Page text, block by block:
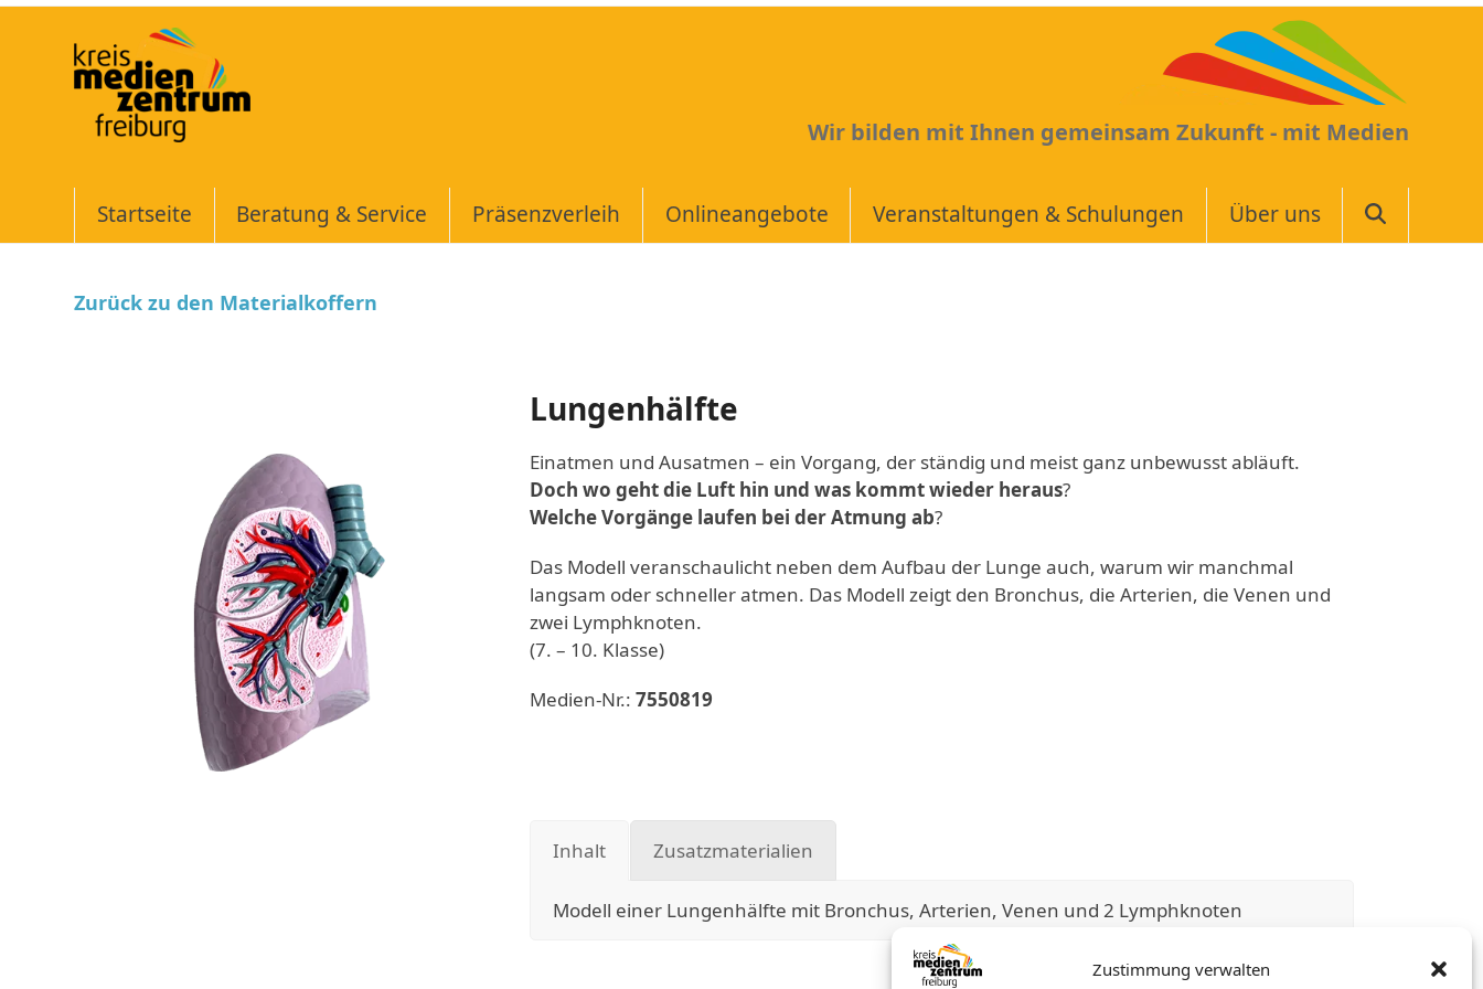
Zustimmung verwalten
Skip
Wir bilden mit Ihnen gemeinsam Zukunft - mit Medien
Startseite Beratung & Service Präsenzverleih Onlineangebote Veranstaltungen & Schulungen Über uns
Zurück zu den Materialkoffern
Lungenhälfte
Einatmen und Ausatmen – ein Vorgang, der ständig und meist ganz unbewusst abläuft.
Doch wo geht die Luft hin und was kommt wieder heraus?
Welche Vorgänge laufen bei der Atmung ab?
Das Modell veranschaulicht neben dem Aufbau der Lunge auch, warum wir manchmal
langsam oder schneller atmen. Das Modell zeigt den Bronchus, die Arterien, die Venen und
zwei Lymphknoten.
(7. – 10. Klasse)
Medien-Nr.: 7550819
Inhalt Zusatzmaterialien
Modell einer Lungenhälfte mit Bronchus, Arterien, Venen und 2 Lymphknoten